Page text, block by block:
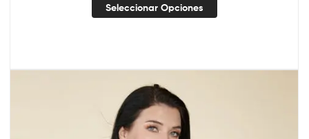
Seleccionar Opciones